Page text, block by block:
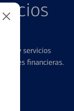
y servicios
financieras.